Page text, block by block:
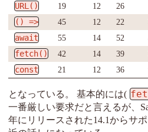
URL()
19 12 26
() =>
45 12 22
await
55 14 52
fetch()
42 14 39
const
21 12 36
となっている。 基本的には(
一番厳しい要求だと言えるが、
年にリリースされた14.1からサ